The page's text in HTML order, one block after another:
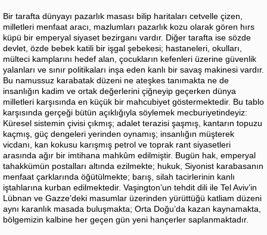
Bir tarafta dünyayı pazarlık masası bilip haritaları cetvelle çizen,
milletleri menfaat aracı, mazlumları pazarlık kozu olarak gören hırs
küpü bir emperyal siyaset bezirganı vardır. Diğer tarafta ise sözde
devlet, özde bebek katili bir işgal şebekesi; hastaneleri, okulları,
mülteci kamplarını hedef alan, çocukların kefenleri üzerine güvenlik
yalanları ve sınır politikaları inşa eden kanlı bir savaş makinesi vardır.
Bu namussuz karabatak düzeni ne ateşkes tanımakta ne de
insanlığın kadim ve ortak değerlerini çiğneyip geçerken dünya
milletleri karşısında en küçük bir mahcubiyet göstermektedir. Bu tablo
karşısında gerçeği bütün açıklığıyla söylemek mecburiyetindeyiz:
Küresel sistemin çivisi çıkmış; adalet terazisi şaşmış, kantarın topuzu
kaçmış, güç dengeleri yerinden oynamış; insanlığın müşterek
vicdanı, kan kokusu karışmış petrol ve toprak rant siyasetleri
arasında ağır bir imtihana mahkûm edilmiştir. Bugün hak, emperyal
tahakkümün postalları altında ezilmekte; hukuk, Siyonist karabasanın
menfaat çarklarında öğütülmekte; barış, silah tacirlerinin kanlı
iştahlarına kurban edilmektedir. Vaşington’un tehdit dili ile Tel Aviv’in
Lübnan ve Gazze’deki masumlar üzerinden yürüttüğü katliam düzeni
aynı karanlık masada buluşmakta; Orta Doğu’da kazan kaynamakta,
bölgemizin kalbine her geçen gün yeni hançerler saplanmaktadır.